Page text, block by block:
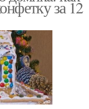
за 12